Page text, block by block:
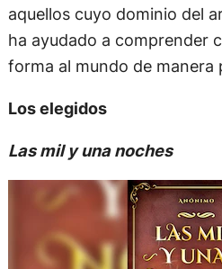
aquellos cuyo dominio del
ha ayudado a comprender
forma al mundo de manera
Los elegidos
Las mil y una noches